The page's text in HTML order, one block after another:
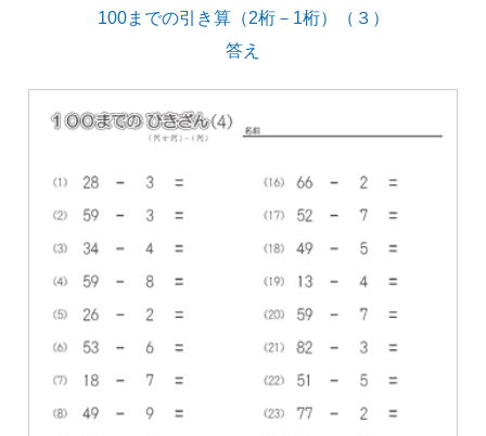
100までの引き算（2桁－1桁）（３）
答え